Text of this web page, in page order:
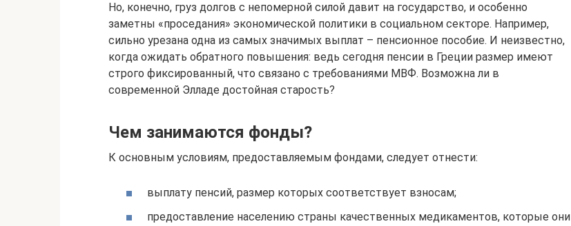
Но, конечно, груз долгов с непомерной силой давит на государство, и особенно
заметны «проседания» экономической политики в социальном секторе. Например,
сильно урезана одна из самых значимых выплат – пенсионное пособие. И неизвестно,
когда ожидать обратного повышения: ведь сегодня пенсии в Греции размер имеют
строго фиксированный, что связано с требованиями МВФ. Возможна ли в
современной Элладе достойная старость?
Чем занимаются фонды?
К основным условиям, предоставляемым фондами, следует отнести:
выплату пенсий, размер которых соответствует взносам;
предоставление населению страны качественных медикаментов, которые они